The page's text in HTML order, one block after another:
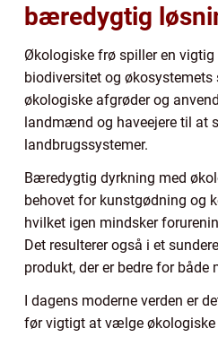
bæredygtig
Økologiske frø spiller en
biodiversitet og økosystemets
økologiske afgrøder og
landmænd og haveejere til at
landbrugssystemer.
Bæredygtig dyrkning med
behovet for kunstgødning og
hvilket igen mindsker
Det resulterer også i et
produkt, der er bedre for både
I dagens moderne verden er
før vigtigt at vælge økologiske